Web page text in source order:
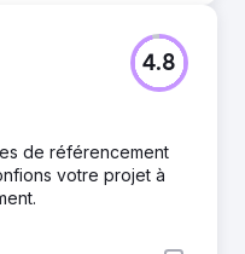
4.8
de référencement
votre projet à